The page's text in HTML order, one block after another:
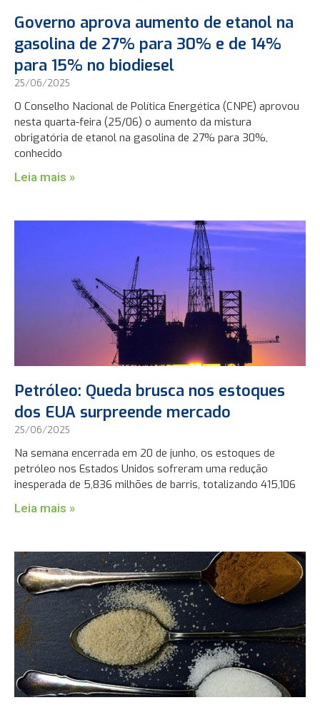
Governo aprova aumento de etanol na
gasolina de 27% para 30% e de 14%
para 15% no biodiesel
25/06/2025
O Conselho Nacional de Política Energética (CNPE) aprovou
nesta quarta-feira (25/06) o aumento da mistura
obrigatória de etanol na gasolina de 27% para 30%,
conhecido
Leia mais »
Petróleo: Queda brusca nos estoques
dos EUA surpreende mercado
25/06/2025
Na semana encerrada em 20 de junho, os estoques de
petróleo nos Estados Unidos sofreram uma redução
inesperada de 5,836 milhões de barris, totalizando 415,106
Leia mais »